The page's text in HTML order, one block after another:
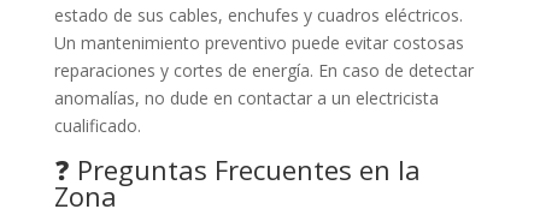
estado de sus cables, enchufes y cuadros eléctricos.
Un mantenimiento preventivo puede evitar costosas
reparaciones y cortes de energía. En caso de detectar
anomalías, no dude en contactar a un electricista
cualificado.
❓ Preguntas Frecuentes en la
Zona